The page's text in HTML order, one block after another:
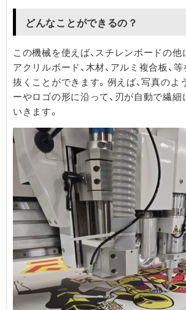
​どんなことができるの？
この機械を使えば、スチレンボードの
アクリルボード、木材、アルミ複合板、
抜くことができます。 ​例えば、写真のよ
ーやロゴの形に沿って、刃が自動で繊
いきます。